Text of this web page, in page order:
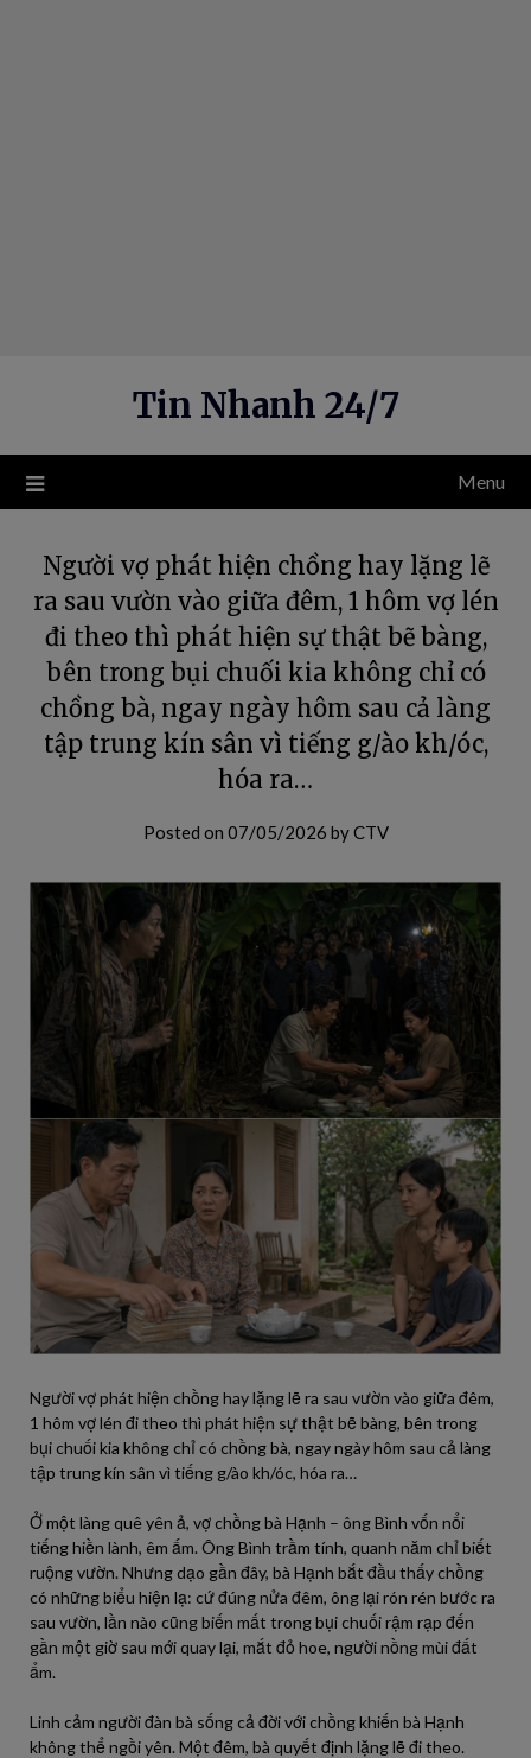
Tin Nhanh 24/7
Menu
Người vợ phát hiện chồng hay lặng lẽ
ra sau vườn vào giữa đêm, 1 hôm vợ lén
đi theo thì phát hiện sự thật bẽ bàng,
bên trong bụi chuối kia không chỉ có
chồng bà, ngay ngày hôm sau cả làng
tập trung kín sân vì tiếng g/ào kh/óc,
hóa ra…
Posted on 07/05/2026 byCTV
Người vợ phát hiện chồng hay lặng lẽ ra sau vườn vào giữa đêm,
1 hôm vợ lén đi theo thì phát hiện sự thật bẽ bàng, bên trong
bụi chuối kia không chỉ có chồng bà, ngay ngày hôm sau cả làng
tập trung kín sân vì tiếng g/ào kh/óc, hóa ra…
Ở một làng quê yên ả, vợ chồng bà Hạnh – ông Bình vốn nổi
tiếng hiền lành, êm ấm. Ông Bình trầm tính, quanh năm chỉ biết
ruộng vườn. Nhưng dạo gần đây, bà Hạnh bắt đầu thấy chồng
có những biểu hiện lạ: cứ đúng nửa đêm, ông lại rón rén bước ra
sau vườn, lần nào cũng biến mất trong bụi chuối rậm rạp đến
gần một giờ sau mới quay lại, mắt đỏ hoe, người nồng mùi đất
ẩm.
Linh cảm người đàn bà sống cả đời với chồng khiến bà Hạnh
không thể ngồi yên. Một đêm, bà quyết định lặng lẽ đi theo.